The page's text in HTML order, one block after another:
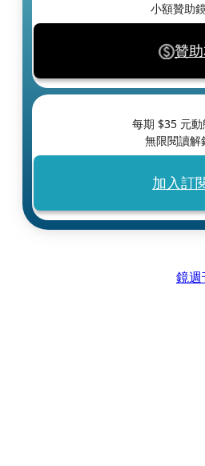
小額贊助
贊
每期 $35 元
無限閱讀解
加入訂
鏡週